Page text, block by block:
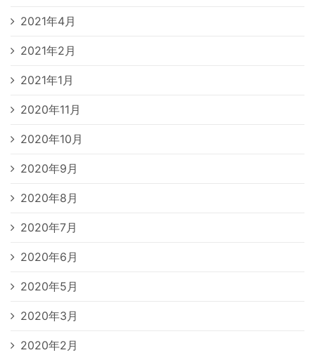
2021年4月
2021年2月
2021年1月
2020年11月
2020年10月
2020年9月
2020年8月
2020年7月
2020年6月
2020年5月
2020年3月
2020年2月